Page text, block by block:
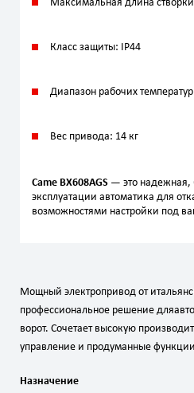
Максимальная длина
Класс защиты: IP44
Диапазон рабочих
Вес привода: 14 кг
Came BX608AGS — это надежная,
эксплуатации автоматика для
возможностями настройки под
Мощный электропривод от
профессиональное решение для
ворот. Сочетаетвысокую
управление и продуманные функции
Назначение